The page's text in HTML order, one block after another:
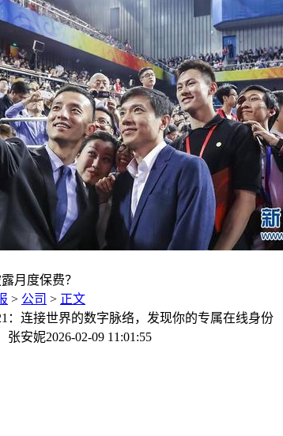
> 公司 > 正文
：连接世界的数字脉络，发现你的专属在线身份
张安妮2026-02-09 11:01:55